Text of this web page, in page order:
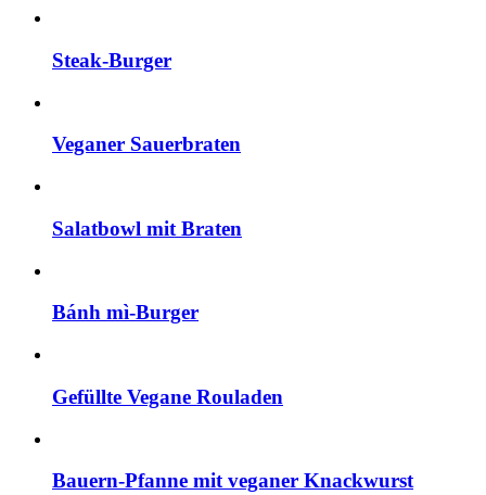
Steak-Burger
Veganer Sauerbraten
Salatbowl mit Braten
Bánh mì-Burger
Gefüllte Vegane Rouladen
Bauern-Pfanne mit veganer Knackwurst